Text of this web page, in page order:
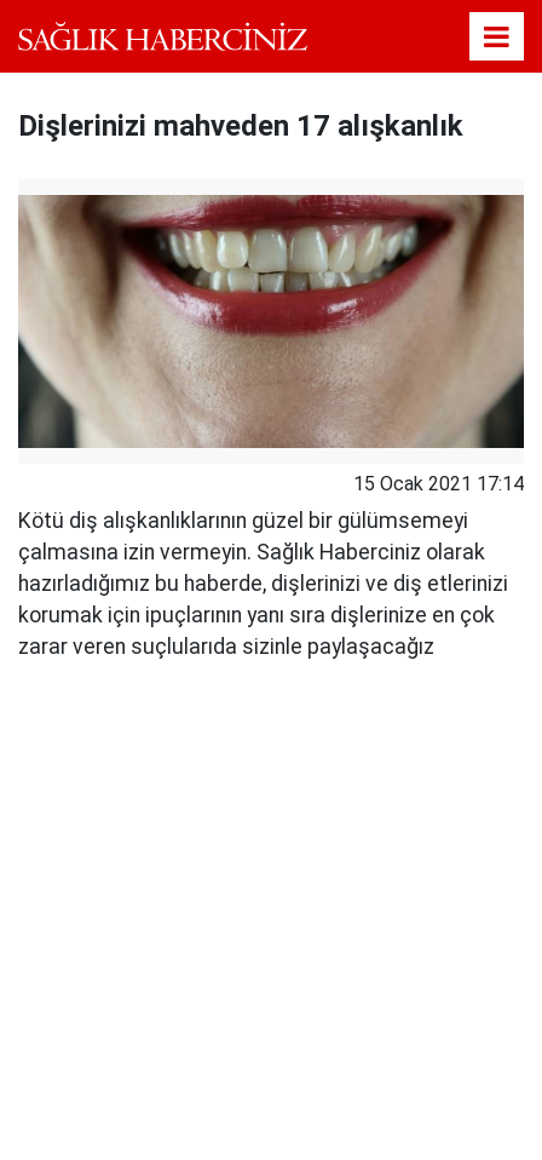
Dişlerinizi mahveden 17 alışkanlık
15 Ocak 2021 17:14
Kötü diş alışkanlıklarının güzel bir gülümsemeyi
çalmasına izin vermeyin. Sağlık Haberciniz olarak
hazırladığımız bu haberde, dişlerinizi ve diş etlerinizi
korumak için ipuçlarının yanı sıra dişlerinize en çok
zarar veren suçlularıda sizinle paylaşacağız